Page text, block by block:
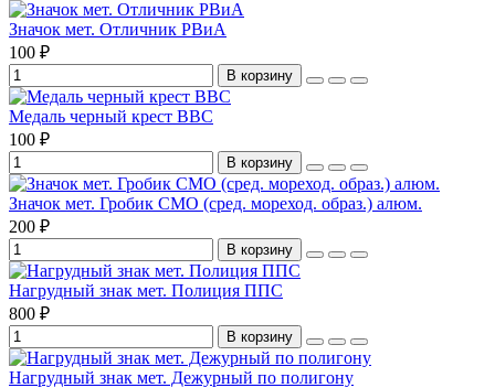
Значок мет. Отличник РВиА
100 ₽
В корзину
Медаль черный крест ВВС
100 ₽
В корзину
Значок мет. Гробик СМО (сред. мореход. образ.) алюм.
200 ₽
В корзину
Нагрудный знак мет. Полиция ППС
800 ₽
В корзину
Нагрудный знак мет. Дежурный по полигону